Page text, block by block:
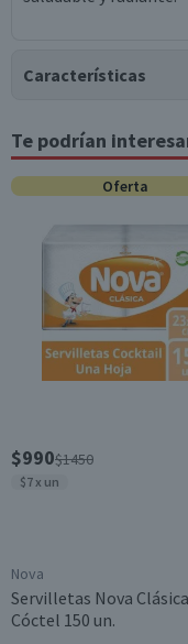
Características
Tipo de Producto
Jabones
Característica
Contenido
900 ml
Género
Unisex
Aroma
Válida hasta su
Te podrían
Oferta
$990$1450
$7 x un
Nova
Servilletas Nova Clásica
Cóctel 150 un.